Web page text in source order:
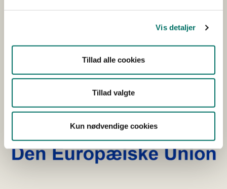
Vis detaljer
Tillad alle cookies
Tillad valgte
Kun nødvendige cookies